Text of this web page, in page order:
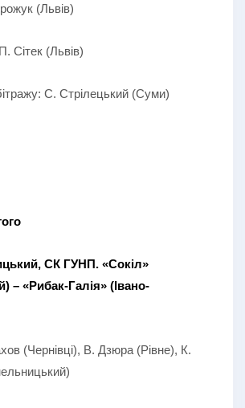
(Львів)
Сітек (Львів)
С. Стрілецький (Суми)
СК ГУНП. «Сокіл»
– «Рибак-Галія» (Івано-
(Чернівці), В. Дзюра (Рівне), К.